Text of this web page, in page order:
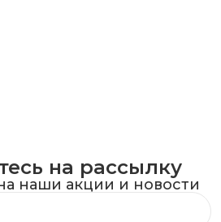
на рассылку
наши акции и новости